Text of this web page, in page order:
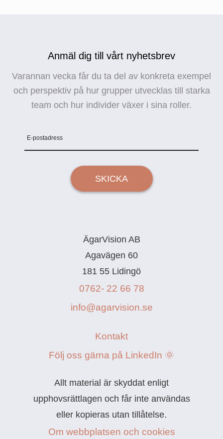
Anmäl dig till vårt nyhetsbrev
Varannan vecka får du ta del av konkreta exempel
och perspektiv på hur grupper utvecklas till starka
team och hur individer växer i sina roller.
E-postadress
SKICKA
ÄgarVision AB
Agavägen 60
181 55 Lidingö
0762- 22 66 78
info@agarvision.se
Kontakt
Följ oss gärna på LinkedIn 🌞
Allt material är skyddat enligt
upphovsrättlagen och får inte användas
eller kopieras utan tillåtelse.
Om webbplatsen och cookies